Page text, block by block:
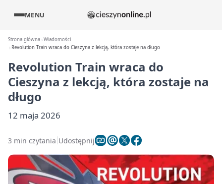
MENU
Strona główna Wiadomości
Revolution Train wraca do Cieszyna z lekcją, która zostaje na długo
Revolution Train wraca do
Cieszyna z lekcją, która zostaje na
długo
12 maja 2026
3 min czytania Udostępnij